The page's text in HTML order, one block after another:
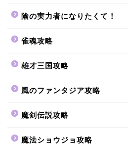
陰の実力者になりたくて！
雀魂攻略
雄才三国攻略
風のファンタジア攻略
魔剣伝説攻略
魔法ショウジョ攻略